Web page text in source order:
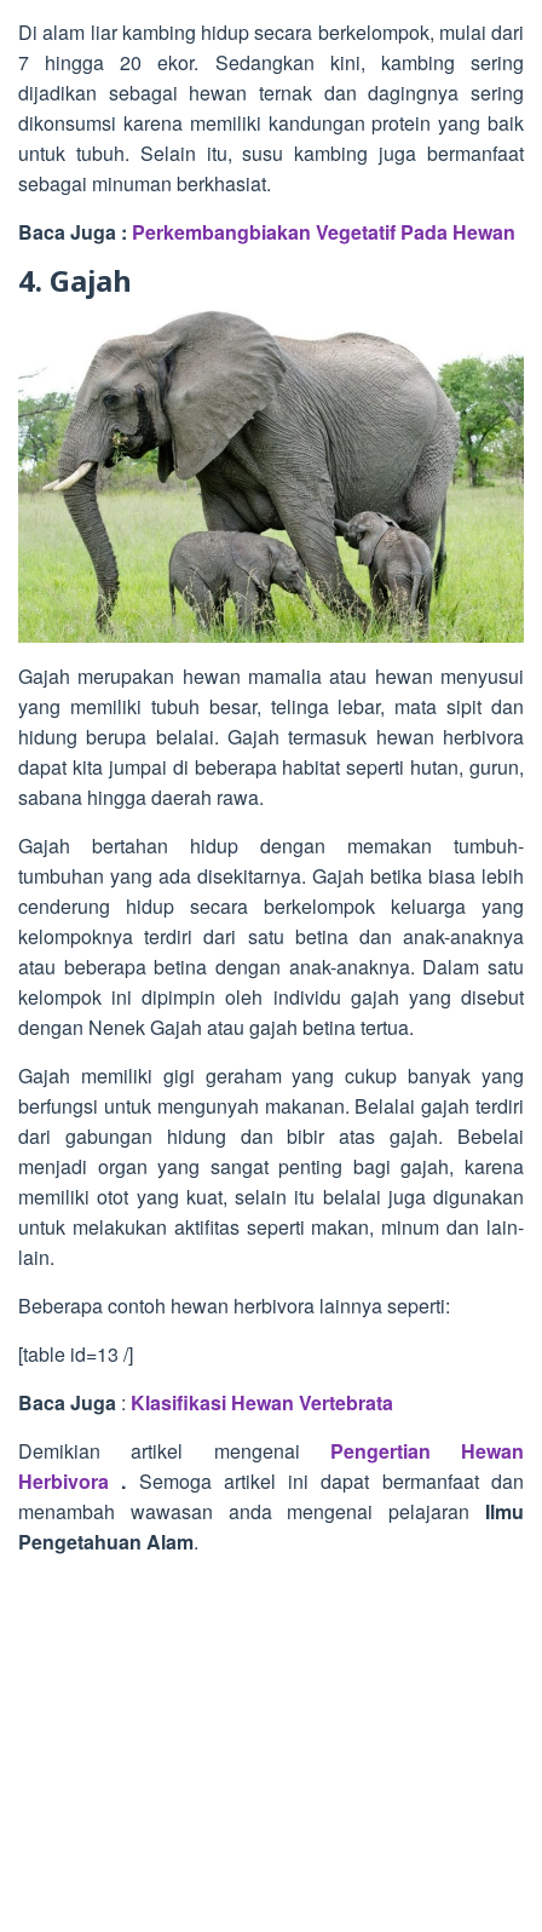
Di alam liar kambing hidup secara berkelompok, mulai dari
7 hingga 20 ekor. Sedangkan kini, kambing sering
dijadikan sebagai hewan ternak dan dagingnya sering
dikonsumsi karena memiliki kandungan protein yang baik
untuk tubuh. Selain itu, susu kambing juga bermanfaat
sebagai minuman berkhasiat.
Baca Juga : Perkembangbiakan Vegetatif Pada Hewan
4. Gajah
Gajah merupakan hewan mamalia atau hewan menyusui
yang memiliki tubuh besar, telinga lebar, mata sipit dan
hidung berupa belalai. Gajah termasuk hewan herbivora
dapat kita jumpai di beberapa habitat seperti hutan, gurun,
sabana hingga daerah rawa.
Gajah bertahan hidup dengan memakan tumbuh-
tumbuhan yang ada disekitarnya. Gajah betika biasa lebih
cenderung hidup secara berkelompok keluarga yang
kelompoknya terdiri dari satu betina dan anak-anaknya
atau beberapa betina dengan anak-anaknya. Dalam satu
kelompok ini dipimpin oleh individu gajah yang disebut
dengan Nenek Gajah atau gajah betina tertua.
Gajah memiliki gigi geraham yang cukup banyak yang
berfungsi untuk mengunyah makanan. Belalai gajah terdiri
dari gabungan hidung dan bibir atas gajah. Bebelai
menjadi organ yang sangat penting bagi gajah, karena
memiliki otot yang kuat, selain itu belalai juga digunakan
untuk melakukan aktifitas seperti makan, minum dan lain-
lain.
Beberapa contoh hewan herbivora lainnya seperti:
[table id=13 /]
Baca Juga : Klasifikasi Hewan Vertebrata
Demikian artikel mengenai Pengertian Hewan
Herbivora . Semoga artikel ini dapat bermanfaat dan
menambah wawasan anda mengenai pelajaran Ilmu
Pengetahuan Alam.